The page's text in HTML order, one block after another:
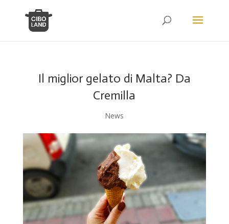
Il miglior gelato di Malta? Da
Cremilla
News